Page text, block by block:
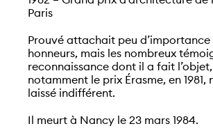
Paris
Prouvé attachait peu d’importance
honneurs, mais les nombreux
reconnaissance dont il a fait
notamment le prix Érasme, en 1981,
laissé indifférent.
Il meurt à Nancy le 23 mars 1984.